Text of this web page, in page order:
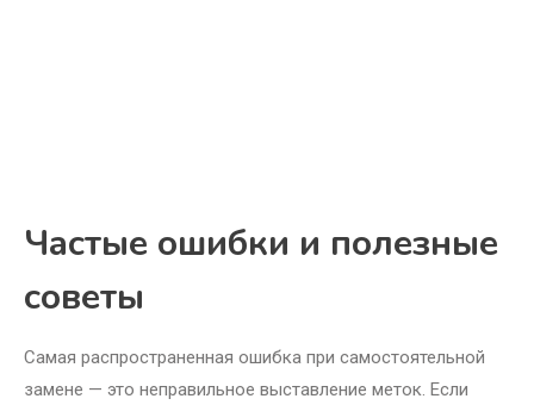
Частые ошибки и полезные
советы
Самая распространенная ошибка при самостоятельной
замене — это неправильное выставление меток. Если